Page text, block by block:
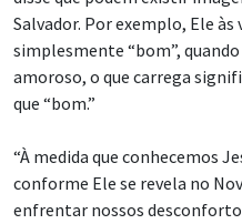
Salvador. Por exemplo, Ele às
simplesmente “bom”,
amoroso, o que carrega
que “bom.”
“À medida que conhecemos
conforme Ele se revela no
enfrentar nossos